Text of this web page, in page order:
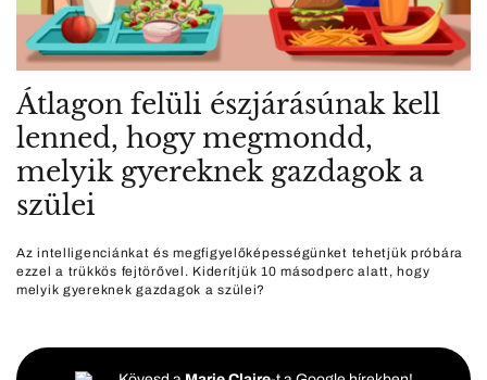
Átlagon felüli észjárásúnak kell
lenned, hogy megmondd,
melyik gyereknek gazdagok a
szülei
Az intelligenciánkat és megfigyelőképességünket tehetjük próbára
ezzel a trükkös fejtörővel. Kiderítjük 10 másodperc alatt, hogy
melyik gyereknek gazdagok a szülei?